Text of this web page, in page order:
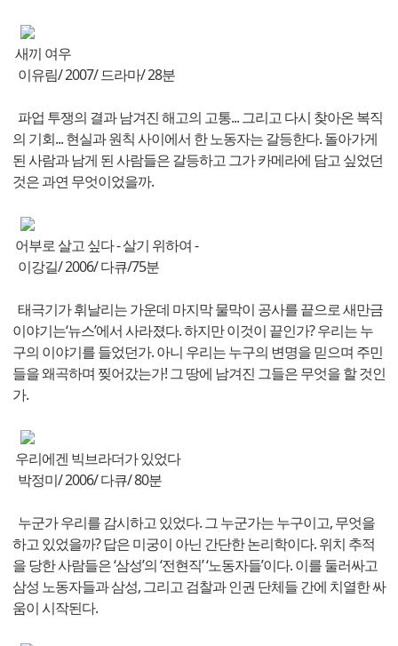
새끼 여우
이유림/ 2007/ 드라마/ 28분
파업 투쟁의 결과 남겨진 해고의 고통... 그리고 다시 찾아온 복직
의 기회... 현실과 원칙 사이에서 한 노동자는 갈등한다. 돌아가게
된 사람과 남게 된 사람들은 갈등하고 그가 카메라에 담고 싶었던
것은 과연 무엇이었을까.
어부로 살고 싶다 - 살기 위하여 -
이강길/ 2006/ 다큐/75분
태극기가 휘날리는 가운데 마지막 물막이 공사를 끝으로 새만금
이야기는‘뉴스’에서 사라졌다. 하지만 이것이 끝인가? 우리는 누
구의 이야기를 들었던가. 아니 우리는 누구의 변명을 믿으며 주민
들을 왜곡하며 찢어갔는가! 그 땅에 남겨진 그들은 무엇을 할 것인
가.
우리에겐 빅브라더가 있었다
박정미/ 2006/ 다큐/ 80분
누군가 우리를 감시하고 있었다. 그 누군가는 누구이고, 무엇을
하고 있었을까? 답은 미궁이 아닌 간단한 논리학이다. 위치 추적
을 당한 사람들은 ‘삼성’의 ‘전현직’ ‘노동자들’이다. 이를 둘러싸고
삼성 노동자들과 삼성, 그리고 검찰과 인권 단체들 간에 치열한 싸
움이 시작된다.